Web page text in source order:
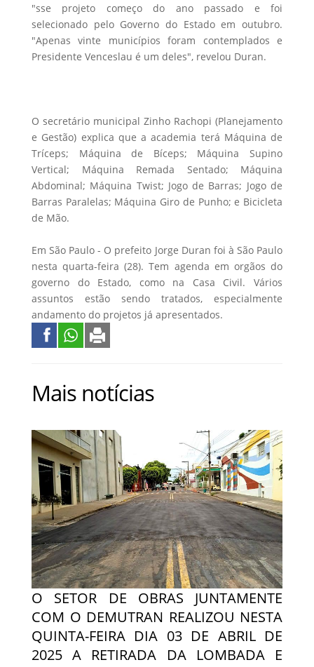
"sse projeto começo do ano passado e foi
selecionado pelo Governo do Estado em outubro.
"Apenas vinte municípios foram contemplados e
Presidente Venceslau é um deles", revelou Duran.
O secretário municipal Zinho Rachopi (Planejamento
e Gestão) explica que a academia terá Máquina de
Tríceps; Máquina de Bíceps; Máquina Supino
Vertical; Máquina Remada Sentado; Máquina
Abdominal; Máquina Twist; Jogo de Barras; Jogo de
Barras Paralelas; Máquina Giro de Punho; e Bicicleta
de Mão.
Em São Paulo - O prefeito Jorge Duran foi à São Paulo
nesta quarta-feira (28). Tem agenda em orgãos do
governo do Estado, como na Casa Civil. Vários
assuntos estão sendo tratados, especialmente
andamento do projetos já apresentados.
Mais notícias
O SETOR DE OBRAS JUNTAMENTE
COM O DEMUTRAN REALIZOU NESTA
QUINTA-FEIRA DIA 03 DE ABRIL DE
2025 A RETIRADA DA LOMBADA E